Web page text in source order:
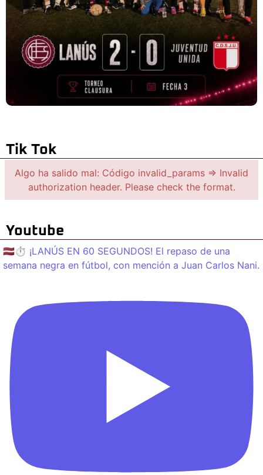
Tik Tok
Algo ha salido mal: Código invalid_params => Invalid
authorization header. Please check the format.
Youtube
🇱🇻⏱️ ¡LANÚS EN 60 SEGUNDOS! El repaso de una
semana negra en fútbol, con mención a Juan Carlos Nani.